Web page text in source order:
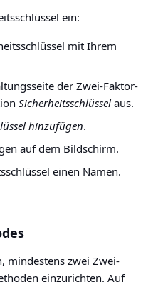
ein:
mit Ihrem
der Zwei-Faktor-
Sicherheitsschlüssel aus.
hinzufügen.
auf dem Bildschirm.
einen Namen.
mindestens zwei Zwei-
einzurichten. Auf